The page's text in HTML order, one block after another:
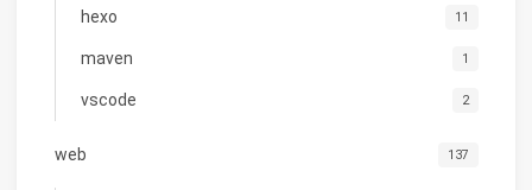
hexo 11
maven 1
vscode 2
web 137